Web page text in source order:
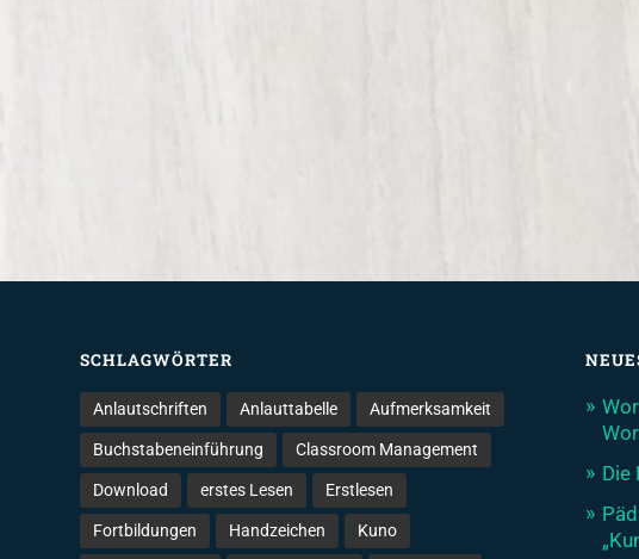
SCHLAGWÖRTER
Anlautschriften Anlauttabelle Aufmerksamkeit
Buchstabeneinführung Classroom Management
Download erstes Lesen Erstlesen
Fortbildungen Handzeichen Kuno
Die